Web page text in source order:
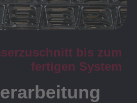
bis zum
fertigen System